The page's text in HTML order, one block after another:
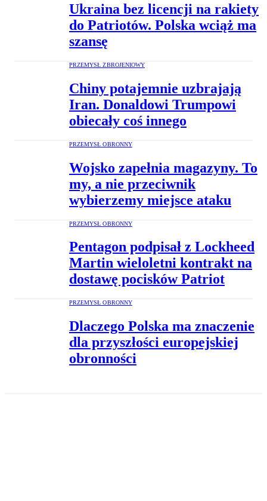
Ukraina bez licencji na rakiety
do Patriotów. Polska wciąż ma
szansę
PRZEMYSŁ ZBROJENIOWY
Chiny potajemnie uzbrajają
Iran. Donaldowi Trumpowi
obiecały coś innego
PRZEMYSŁ OBRONNY
Wojsko zapełnia magazyny. To
my, a nie przeciwnik
wybierzemy miejsce ataku
PRZEMYSŁ OBRONNY
Pentagon podpisał z Lockheed
Martin wieloletni kontrakt na
dostawę pocisków Patriot
PRZEMYSŁ OBRONNY
Dlaczego Polska ma znaczenie
dla przyszłości europejskiej
obronności